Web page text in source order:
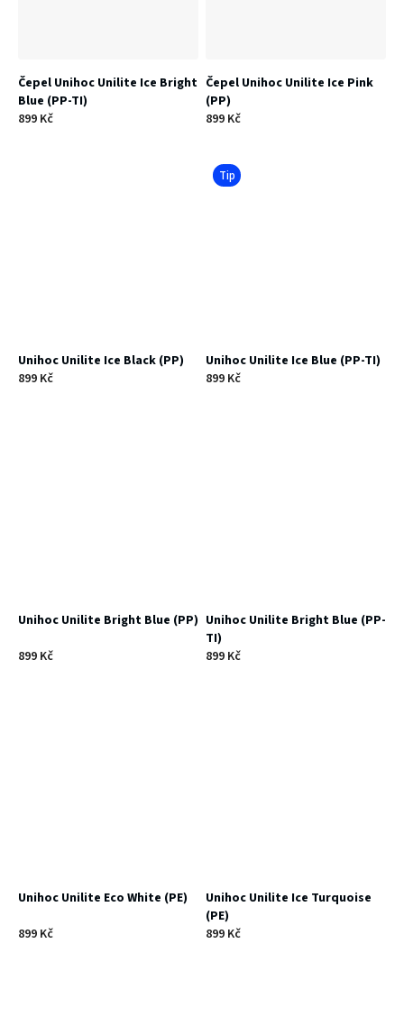
Čepel Unihoc Unilite Ice Bright
Blue (PP-TI)
899 Kč
Čepel Unihoc Unilite Ice Pink
(PP)
899 Kč
Unihoc Unilite Ice Black (PP)
899 Kč
Tip
Unihoc Unilite Ice Blue (PP-TI)
899 Kč
Unihoc Unilite Bright Blue (PP)
899 Kč
Unihoc Unilite Bright Blue (PP-
TI)
899 Kč
Unihoc Unilite Eco White (PE)
899 Kč
Unihoc Unilite Ice Turquoise
(PE)
899 Kč